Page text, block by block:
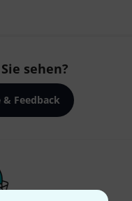
sehen?
& Feedback